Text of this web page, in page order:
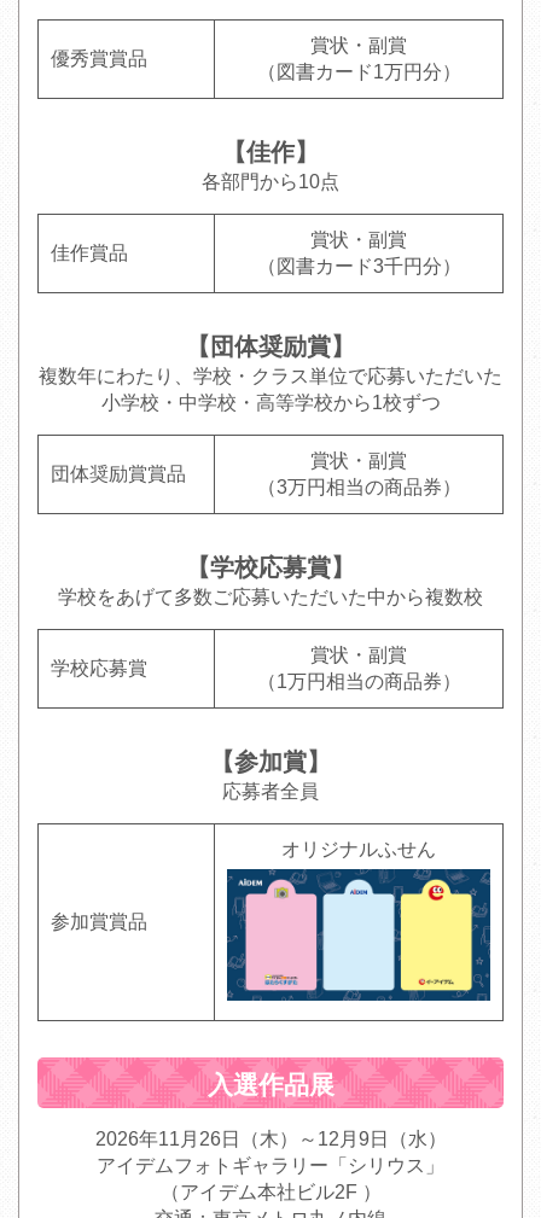
優秀賞賞品
賞状・副賞
（図書カード1万円分）
【佳作】
各部門から10点
佳作賞品
賞状・副賞
（図書カード3千円分）
【団体奨励賞】
複数年にわたり、学校・クラス単位で応募いただいた
小学校・中学校・高等学校から1校ずつ
団体奨励賞賞品
賞状・副賞
（3万円相当の商品券）
【学校応募賞】
学校をあげて多数ご応募いただいた中から複数校
学校応募賞
賞状・副賞
（1万円相当の商品券）
【参加賞】
応募者全員
参加賞賞品
オリジナルふせん
入選作品展
2026年11月26日（木）～12月9日（水）
アイデムフォトギャラリー「シリウス」
（アイデム本社ビル2F ）